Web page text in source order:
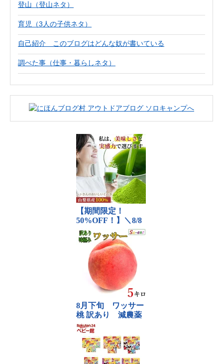
登山（登山ネタ）
育児（3人の子供ネタ）
自己紹介 このブログはどんな奴が書いている
調べた事（仕事・暮らしネタ）